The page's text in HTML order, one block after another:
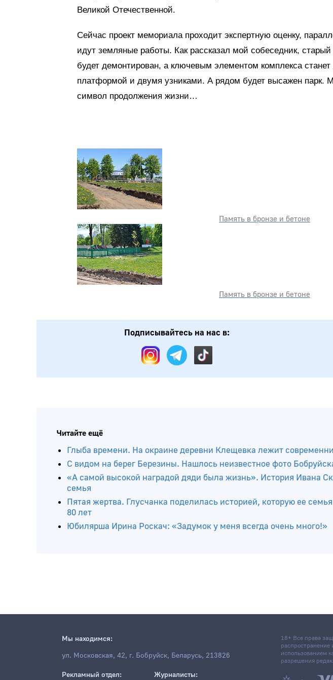
Великой Отечественной.
Сейчас проект мемориала проходит экспертную оценку,
идут земляные работы. Как рассказал мой собеседник,
будет демонтирован, а ключевым элементом комплекса
платформой и двумя узниками. А рядом будет высажен парк.
символ продолжения жизни…
Память в бронзе и бетоне
Память в бронзе и бетоне
Подписывайтесь на нас в:
Читайте ещё
Глыба времени. На окраине деревни Клещевка лежит
С видом на берег Березины. Нашлось неизвестное фото
«А самой высокой наградой дяди была жизнь». История Ивана
семья
Мы находимся: 18+ Все права